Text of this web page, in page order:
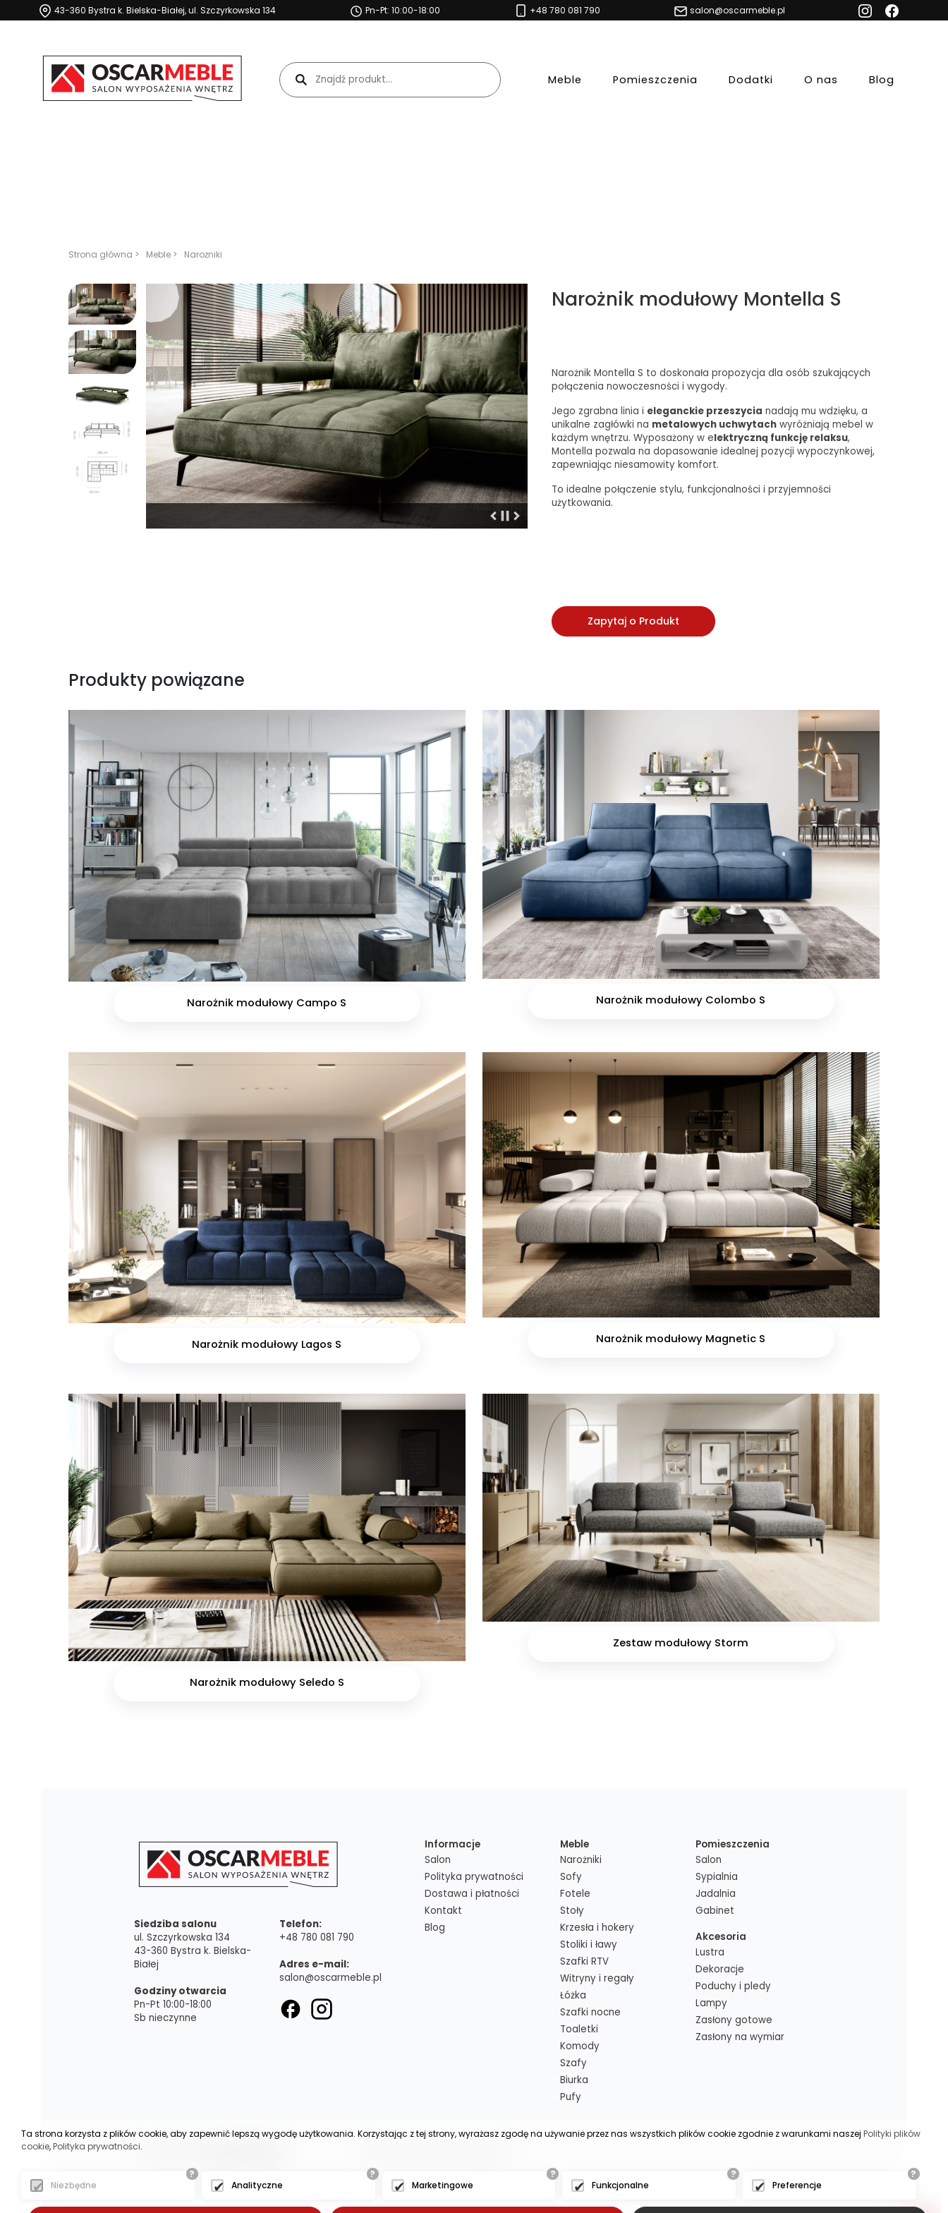
43-360 Bystra k. Bielska-Białej, ul. Szczyrkowska 134 Pn-Pt: 10:00-18:00 +48 780 081 790 salon@oscarmeble.pl
Meble Pomieszczenia Dodatki O nas Blog
Strona główna > Meble > Narożniki
Narożnik modułowy Montella S
Narożnik Montella S to doskonała propozycja dla osób szukających
połączenia nowoczesności i wygody.
Jego zgrabna linia i eleganckie przeszycia nadają mu wdzięku, a
unikalne zagłówki na metalowych uchwytachwyróżniają mebel w
każdym wnętrzu. Wyposażony w elektryczną funkcję relaksu,
Montella pozwala na dopasowanie idealnej pozycji wypoczynkowej,
zapewniając niesamowity komfort.
To idealne połączenie stylu, funkcjonalności i przyjemności
użytkowania.
Zapytaj o Produkt
Produkty powiązane
Narożnik modułowy Campo S Narożnik modułowy Colombo S
Narożnik modułowy Lagos S Narożnik modułowy Magnetic S
Narożnik modułowy Seledo S
Zestaw modułowy Storm
Siedziba salonu
ul. Szczyrkowska 134
43-360 Bystra k. Bielska-
Białej
Godziny otwarcia
Pn-Pt 10:00-18:00
Sb nieczynne
Telefon:
+48 780 081 790
Adres e-mail:
salon@oscarmeble.pl
Informacje
Salon
Polityka prywatności
Dostawa i płatności
Kontakt
Blog
Meble
Narożniki
Sofy
Fotele
Stoły
Krzesła i hokery
Stoliki i ławy
Szafki RTV
Witryny i regały
Łóżka
Szafki nocne
Toaletki
Komody
Szafy
Biurka
Pufy
Pomieszczenia
Salon
Sypialnia
Jadalnia
Gabinet
Akcesoria
Lustra
Dekoracje
Poduchy i pledy
Lampy
Zasłony gotowe
Zasłony na wymiar
Ta strona korzysta z plików cookie, aby zapewnić lepszą wygodę użytkowania. Korzystając z tej strony, wyrażasz zgodę na używanie przez nas wszystkich plików cookie zgodnie z warunkami naszej Polityki plików
cookie,Polityka prywatności.
?
Niezbędne
?
Analityczne
?
Marketingowe
?
Funkcjonalne
?
Preferencje